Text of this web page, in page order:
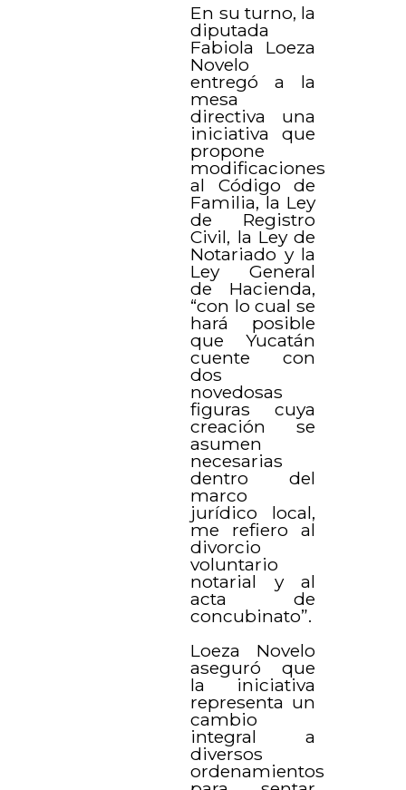
En su turno, la
diputada
Fabiola Loeza
Novelo
entregó a la
mesa
directiva una
iniciativa que
propone
modificaciones
al Código de
Familia, la Ley
de Registro
Civil, la Ley de
Notariado y la
Ley General
de Hacienda,
“con lo cual se
hará posible
que Yucatán
cuente con
dos
novedosas
figuras cuya
creación se
asumen
necesarias
dentro del
marco
jurídico local,
me refiero al
divorcio
voluntario
notarial y al
acta de
concubinato”.
Loeza Novelo
aseguró que
la iniciativa
representa un
cambio
integral a
diversos
ordenamientos